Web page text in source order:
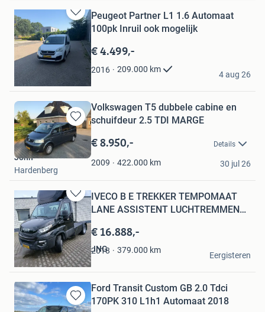
Bewaren
in
Mijn
Favorieten
Peugeot Partner L1 1.6 Automaat
100pk Inruil ook mogelijk
€ 4.499,-
2016 209.000 km
Double Friss
4 aug 26
Bewaren
in
Mijn
Favorieten
Volkswagen T5 dubbele cabine en
schuifdeur 2.5 TDI MARGE
€ 8.950,- Details
2009 422.000 km
John
Hardenberg
30 jul 26
Bewaren
in
Mijn
Favorieten
IVECO B E TREKKER TEMPOMAAT
LANE ASSISTENT LUCHTREMMEN
€ 16.888,-
2018 379.000 km
EPG AUTOBEMIDDELING
Oldenzaal
Eergisteren
Bewaren
Ford Transit Custom GB 2.0 Tdci
170PK 310 L1h1 Automaat 2018